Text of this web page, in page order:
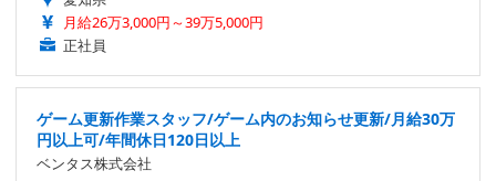
月給26万3,000円～39万5,000円
正社員
ゲーム更新作業スタッフ/ゲーム内のお知らせ更新/月給30万
円以上可/年間休日120日以上
ベンタス株式会社